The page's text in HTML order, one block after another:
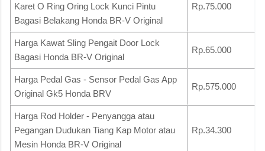
Karet O Ring Oring Lock Kunci Pintu
Bagasi Belakang Honda BR-V Original
Rp.75.000
Harga Kawat Sling Pengait Door Lock
Bagasi Honda BR-V Original
Rp.65.000
Harga Pedal Gas - Sensor Pedal Gas App
Original Gk5 Honda BRV
Rp.575.000
Harga Rod Holder - Penyangga atau
Pegangan Dudukan Tiang Kap Motor atau
Mesin Honda BR-V Original
Rp.34.300